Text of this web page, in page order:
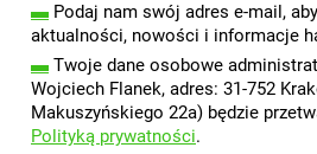
▬ Podaj nam swój adres e-mail,
aktualności, nowości i informacje
▬ Twoje dane osobowe
Wojciech Flanek, adres: 31-752
Makuszyńskiego 22a) będzie
Polityką prywatności.